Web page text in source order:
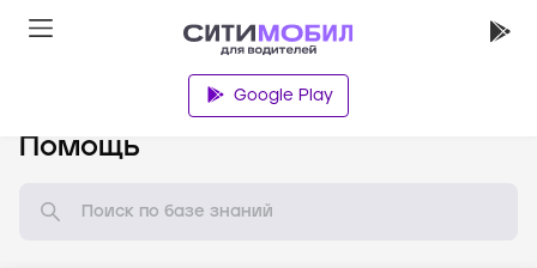
Google Play
Помощь